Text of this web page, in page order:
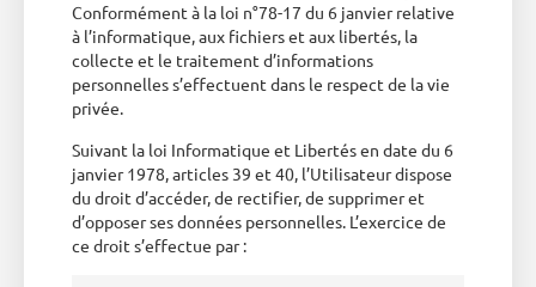
Conformément à la loi n°78-17 du 6 janvier relative
à l’informatique, aux fichiers et aux libertés, la
collecte et le traitement d’informations
personnelles s’effectuent dans le respect de la vie
privée.
Suivant la loi Informatique et Libertés en date du 6
janvier 1978, articles 39 et 40, l’Utilisateur dispose
du droit d’accéder, de rectifier, de supprimer et
d’opposer ses données personnelles. L’exercice de
ce droit s’effectue par :